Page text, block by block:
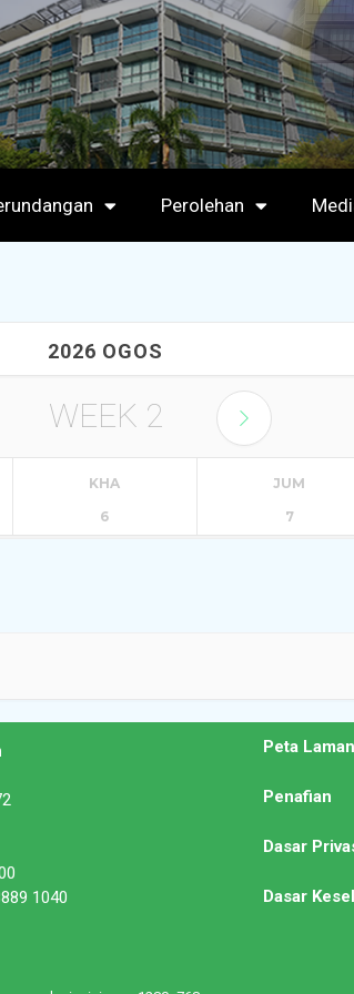
Perolehan
2026 OGOS
WEEK 2
KHA
6
JUM
7
1040
Peta Laman
Penafian
Dasar
Dasar